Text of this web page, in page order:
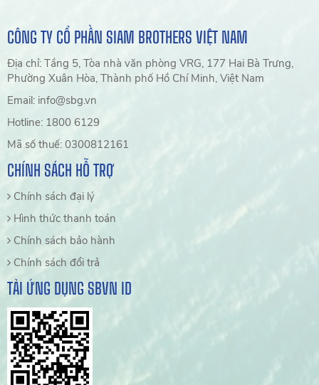
CÔNG TY CỔ PHẦN SIAM BROTHERS VIỆT NAM
Địa chỉ: Tầng 5, Tòa nhà văn phòng VRG, 177 Hai Bà Trưng,
Phường Xuân Hòa, Thành phố Hồ Chí Minh, Việt Nam
Email: info@sbg.vn
Hotline: 1800 6129
Mã số thuế: 0300812161
CHÍNH SÁCH HỖ TRỢ
Chính sách đại lý
Hình thức thanh toán
Chính sách bảo hành
Chính sách đổi trả
TẢI ỨNG DỤNG SBVN ID